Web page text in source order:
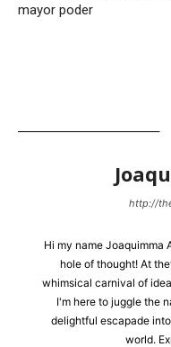
mayor poder
http://
Hi my name Joaquimma
hole of thought! At
whimsical carnival of
I'm here to juggle the
delightful escapade
world.